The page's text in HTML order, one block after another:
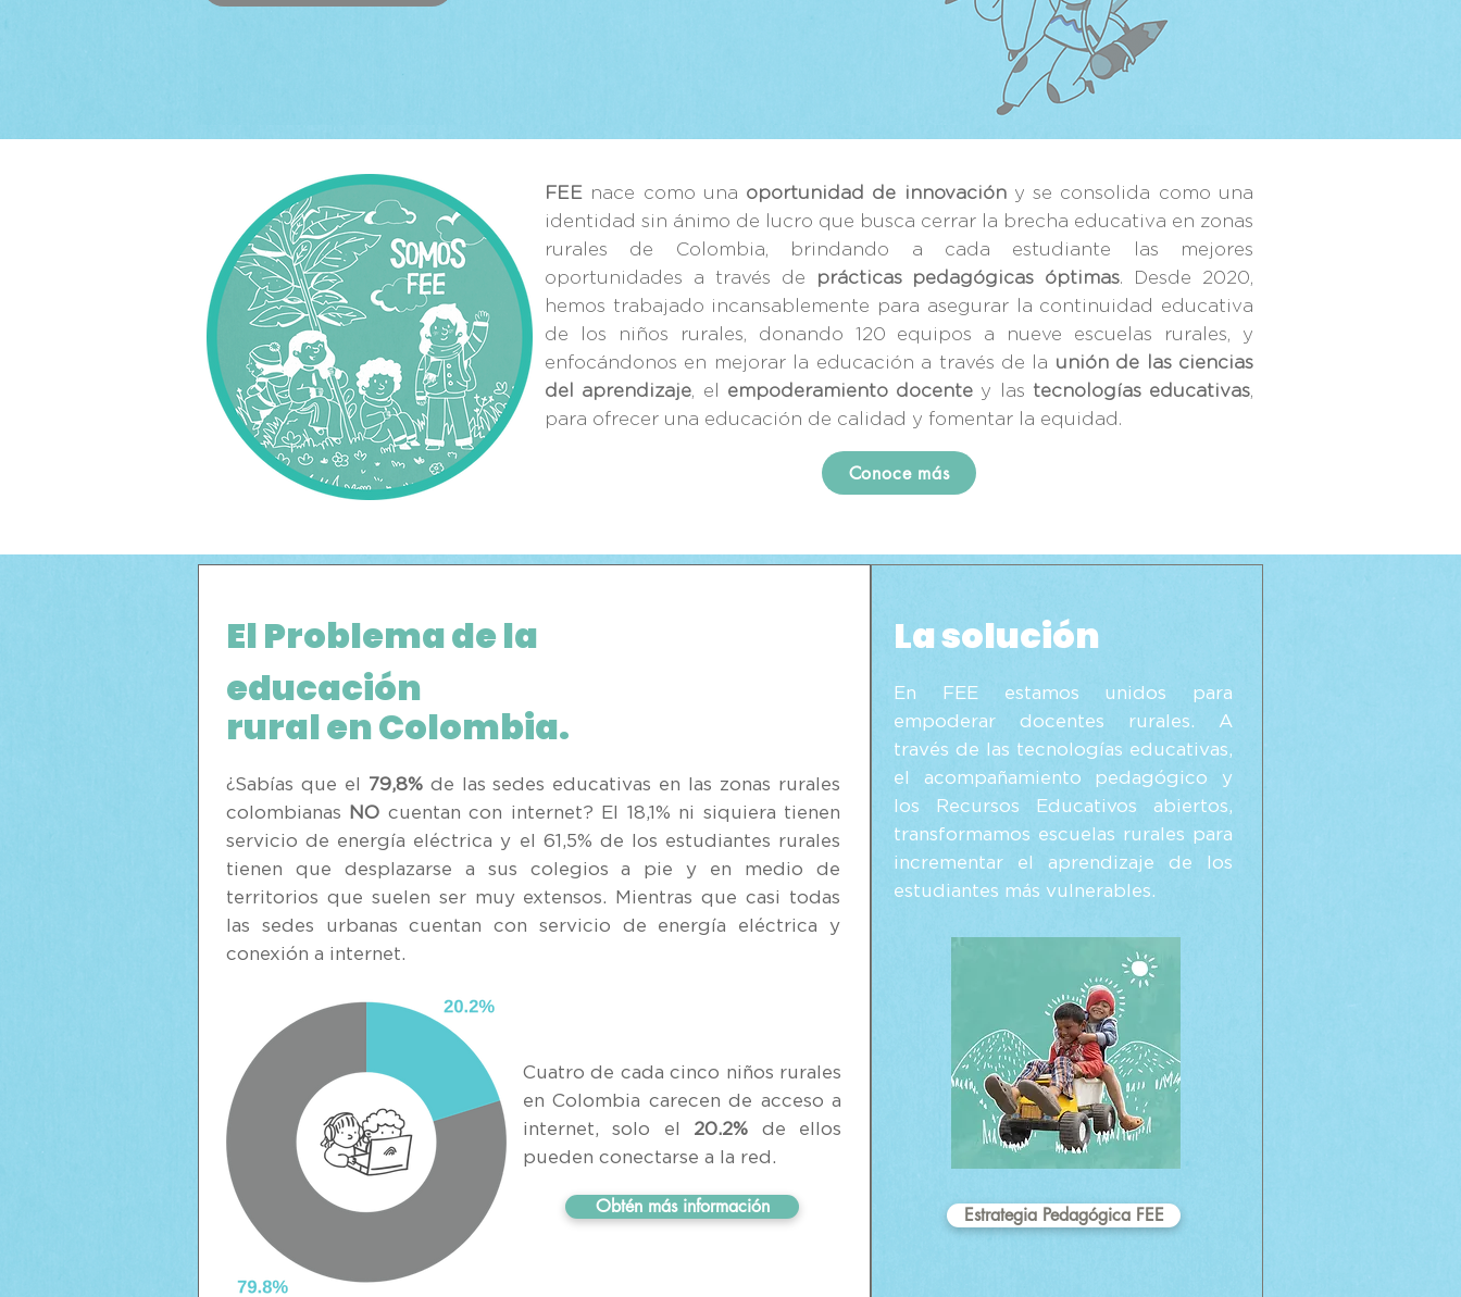
FEE nace como una oportunidad de innovacióny se consolida como una
identidad sin ánimo de lucro que busca cerrar la brecha educativa en zonas
rurales de Colombia, brindando a cada estudiante las mejores
oportunidades a través de
prácticas pedagógicas óptimas. Desde 2020,
hemos trabajado incansablemente para asegurar la continuidad educativa
de los niños rurales, donando 120 equipos a nueve escuelas rurales, y
enfocándonos en mejorar la educación a través de la unión de las ciencias
del aprendizaje, el empoderamiento docente y las tecnologías educativas,
para ofrecer una educación de calidad y fomentar la equidad.
Conoce más
rural en Colombia.
El Problema de la
educación
¿Sabías que el 79,8% de las sedes educativas en las zonas rurales
colombianas NO cuentan con internet? El 18,1% ni siquiera tienen
servicio de energía eléctrica y el 61,5% de los estudiantes rurales
tienen que desplazarse a sus colegios a pie y en medio de
territorios que suelen ser muy extensos. Mientras que casi todas
las sedes urbanas cuentan con servicio de energía eléctrica y
conexión a internet.
Cuatro de cada cinco niños rurales
en Colombia carecen de acceso a
internet, solo el 20.2% de ellos
pueden conectarse a la red.
Obtén más información
La solución
En FEE estamos unidos para
empoderar docentes rurales. A
través de las tecnologías educativas,
el acompañamiento pedagógico y
los Recursos Educativos abiertos,
transformamos escuelas rurales para
incrementar el aprendizaje de los
estudiantes más vulnerables.
Estrategia Pedagógica FEE